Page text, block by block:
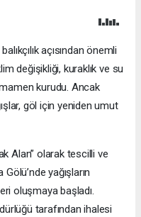
açısından önemli
değişikliği, kuraklık ve su
kurudu. Ancak
göl için yeniden umut
Alan” olarak tescilli ve
yağışların
oluşmaya başladı.
tarafından ihalesi